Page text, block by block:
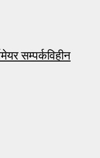
सम्पर्कविहीन